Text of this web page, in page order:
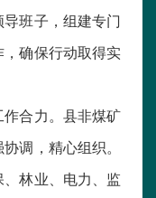
班子，组建专门
确保行动取得实
作合力。县非煤矿
调，精心组织。
林业、电力、监